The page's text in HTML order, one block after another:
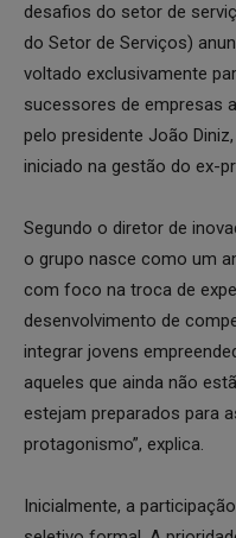
desafios do setor de
do Setor de Serviços)
voltado exclusivamente
sucessores de empresas
pelo presidente João
iniciado na gestão do ex-
Segundo o diretor de
o grupo nasce como um
com foco na troca de
desenvolvimento de
integrar jovens
aqueles que ainda não
estejam preparados para
protagonismo”, explica.
Inicialmente, a